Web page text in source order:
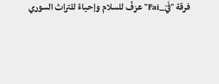
فرقة "فَيْ_Fai" عزفٌ للسلام وإحياءٌ للتراث السوري